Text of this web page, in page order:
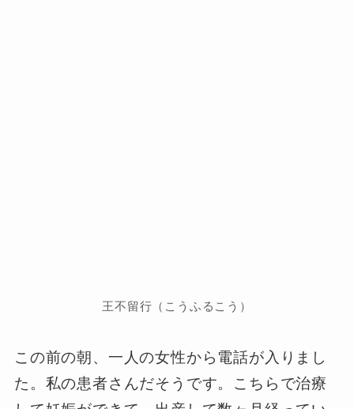
王不留行（こうふるこう）
この前の朝、一人の女性から電話が入りまし
た。私の患者さんだそうです。こちらで治療